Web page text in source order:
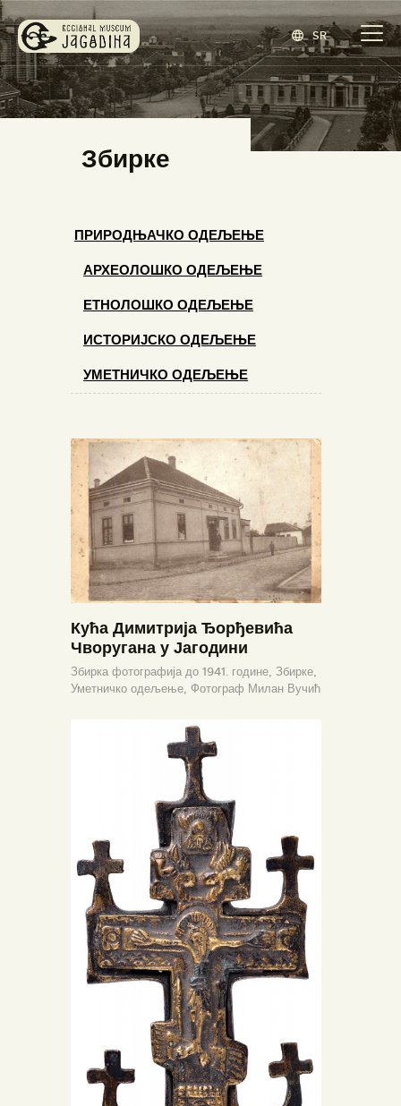
SR
Збирке
ЗАВИЧАЈНИ МУЗЕЈ ЈАГОДИНА
www.jagodina.museum
ЗБИРКЕ
ДОГАЂАЈИ
НАШ МУЗЕЈ
ENGLISH(ЕНГЛЕСКИ
ПРИРОДЊАЧКО ОДЕЉЕЊЕ
АРХЕОЛОШКО ОДЕЉЕЊЕ
ЕТНОЛОШКО ОДЕЉЕЊЕ
ИСТОРИЈСКО ОДЕЉЕЊЕ
УМЕТНИЧКО ОДЕЉЕЊЕ
Кућа Димитрија Ђорђевића
Чворугана у Јагодини
Збирка фотографија до 1941. године, Збирке,
Уметничко одељење, Фотограф Милан Вучић